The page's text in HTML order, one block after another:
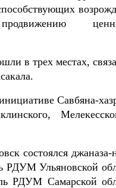
в трех местах,
Савбяна-
состоялся джаназа-
РДУМ Ульяновской
РДУМ Самарской